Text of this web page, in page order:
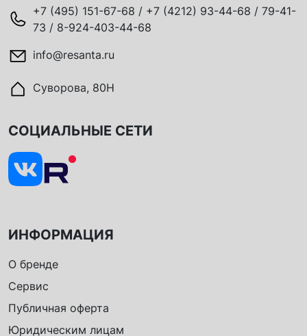
+7 (495) 151-67-68 / +7 (4212) 93-44-68 / 79-41-
73 / 8-924-403-44-68
info@resanta.ru
Суворова, 80Н
ИНФОРМАЦИЯ
О бренде
Сервис
Публичная оферта
Юридическим лицам
СОЦИАЛЬНЫЕ СЕТИ